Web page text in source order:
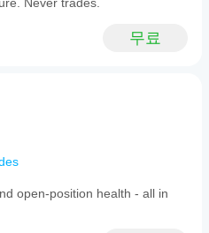
무료
open-position health - all in